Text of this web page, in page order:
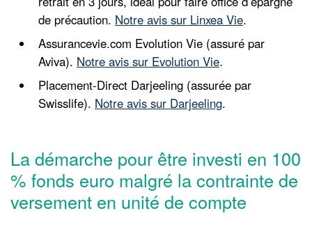
de précaution. Notre avis sur Linxea Vie.
Assurancevie.com Evolution Vie (assuré par
Aviva). Notre avis sur Evolution Vie.
Placement-Direct Darjeeling (assurée par
Swisslife). Notre avis sur Darjeeling.
La démarche pour être investi en 100
% fonds euro malgré la contrainte de
versement en unité de compte